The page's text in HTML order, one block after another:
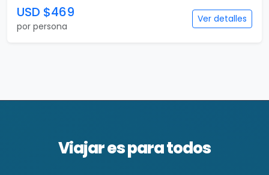
USD $469
por persona
Ver detalles
Viajar es para todos